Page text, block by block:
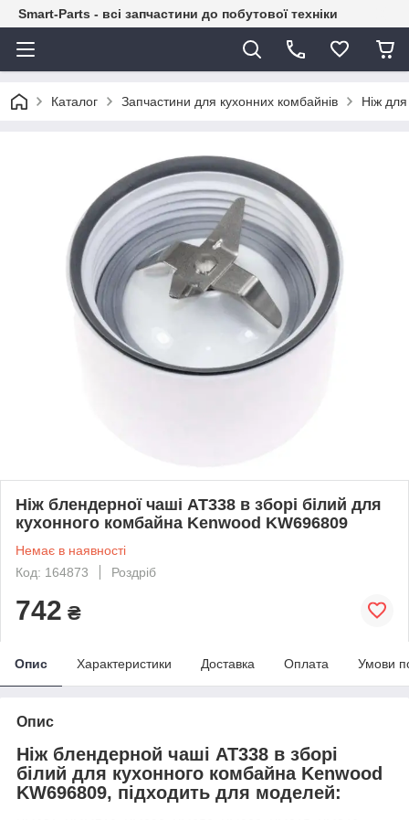
Smart-Parts - всі запчастини до побутової техніки
Каталог Запчастини для кухонних комбайнів Ніж
Ніж блендерної чаші AT338 в зборі білий для
кухонного комбайна Kenwood KW696809
Немає в наявності
Код: 164873
Роздріб
742 ₴
Опис Характеристики Доставка Оплата Умови
Опис
Ніж блендерной чаші AT338 в зборі
білий для кухонного комбайна Kenwood
KW696809, підходить для моделей: